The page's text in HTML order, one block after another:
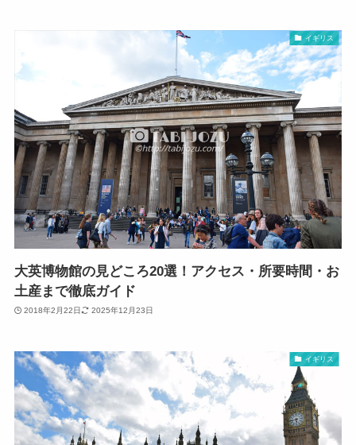
イギリス
大英博物館の見どころ20選！アクセス・所要時間・お
土産まで徹底ガイド
2018年2月22日 2025年12月23日
イギリス